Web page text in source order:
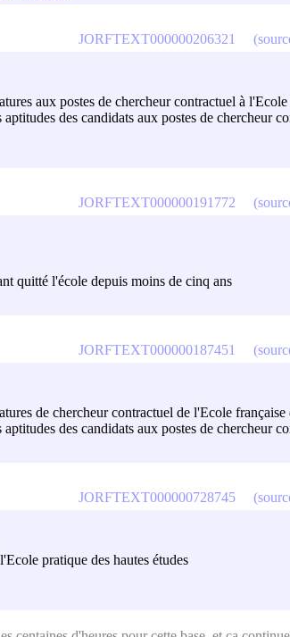
aux postes de chercheur contractuel à
des candidats aux postes de
JORFTEXT000000206321
quitté l'école depuis moins de cinq ans
JORFTEXT000000191772
de chercheur contractuel de l'Ecole
des candidats aux postes de chercheur
JORFTEXT000000187451
pratique des hautes études
JORFTEXT000000728745